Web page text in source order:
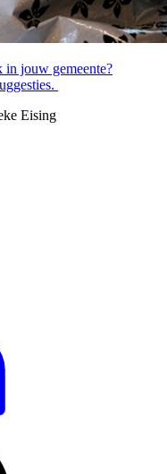
jouw gemeente?
Eising